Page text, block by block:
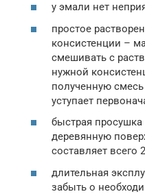
у эмали нет
простое
консистенции –
смешивать с
нужной
полученную
уступает
быстрая
деревянную
составляет всего
длительная
забыть о